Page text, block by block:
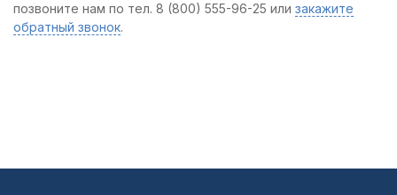
позвоните нам по тел. 8 (800) 555-96-25 или закажите
обратный звонок.